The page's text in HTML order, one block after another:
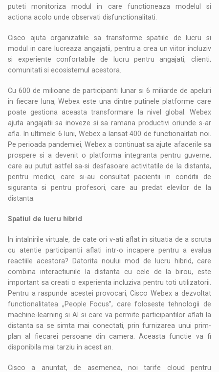
puteti monitoriza modul in care functioneaza modelul si
actiona acolo unde observati disfunctionalitati.
Cisco ajuta organizatiile sa transforme spatiile de lucru si
modul in care lucreaza angajatii, pentru a crea un viitor incluziv
si experiente confortabile de lucru pentru angajati, clienti,
comunitati si ecosistemul acestora.
Cu 600 de milioane de participanti lunar si 6 miliarde de apeluri
in fiecare luna, Webex este una dintre putinele platforme care
poate gestiona aceasta transformare la nivel global. Webex
ajuta angajatii sa inoveze si sa ramana productivi oriunde s-ar
afla. In ultimele 6 luni, Webex a lansat 400 de functionalitati noi.
Pe perioada pandemiei, Webex a continuat sa ajute afacerile sa
prospere si a devenit o platforma integranta pentru guverne,
care au putut astfel sa-si desfasoare activitatile de la distanta,
pentru medici, care si-au consultat pacientii in conditii de
siguranta si pentru profesori, care au predat elevilor de la
distanta.
Spatiul de lucru hibrid
In intalnirile virtuale, de cate ori v-ati aflat in situatia de a scruta
cu atentie participantii aflati intr-o incapere pentru a evalua
reactiile acestora? Datorita noului mod de lucru hibrid, care
combina interactiunile la distanta cu cele de la birou, este
important sa creati o experienta incluziva pentru toti utilizatorii.
Pentru a raspunde acestei provocari, Cisco Webex a dezvoltat
functionalitatea „People Focus”, care foloseste tehnologii de
machine-learning si AI si care va permite participantilor aflati la
distanta sa se simta mai conectati, prin furnizarea unui prim-
plan al fiecarei persoane din camera. Aceasta functie va fi
disponibila mai tarziu in acest an.
Cisco a anuntat, de asemenea, noi tarife cloud pentru